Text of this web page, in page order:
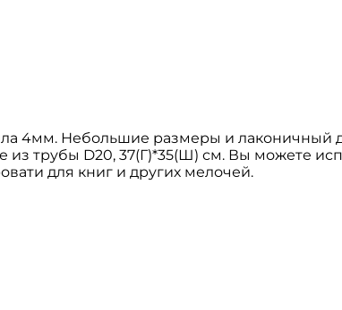
4мм. Небольшие размеры и лаконичный
трубы D20, 37(Г)*35(Ш) см. Вы можете
для книг и других мелочей.